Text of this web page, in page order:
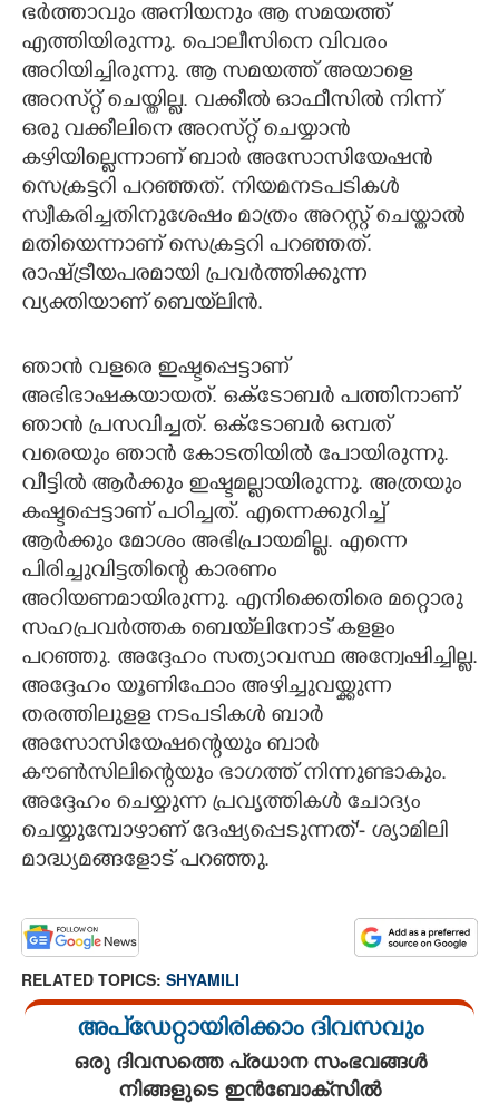
ഭർത്താവും അനിയനും ആ സമയത്ത്
എത്തിയിരുന്നു. പൊലീസിനെ വിവരം
അറിയിച്ചിരുന്നു. ആ സമയത്ത് അയാളെ
അറസ്​റ്റ് ചെയ്തില്ല. വക്കീൽ ഓഫീസിൽ നിന്ന്
ഒരു വക്കീലിനെ അറസ്​റ്റ് ചെയ്യാൻ
കഴിയില്ലെന്നാണ് ബാർ അസോസിയേഷൻ
സെക്രട്ടറി പറഞ്ഞത്. നിയമനടപടികൾ
സ്വീകരിച്ചതിനുശേഷം മാത്രം അറസ്റ്റ് ചെയ്താൽ
മതിയെന്നാണ് സെക്രട്ടറി പറഞ്ഞത്.
രാഷ്ട്രീയപരമായി പ്രവർത്തിക്കുന്ന
വ്യക്തിയാണ് ബെയ്‌ലിൻ.
ഞാൻ വളരെ ഇഷ്ടപ്പെട്ടാണ്
അഭിഭാഷകയായത്. ഒക്ടോബർ പത്തിനാണ്
ഞാൻ പ്രസവിച്ചത്. ഒക്ടോബർ ഒമ്പത്
വരെയും ഞാൻ കോടതിയിൽ പോയിരുന്നു.
വീട്ടിൽ ആർക്കും ഇഷ്ടമല്ലായിരുന്നു. അത്രയും
കഷ്ടപ്പെട്ടാണ് പഠിച്ചത്. എന്നെക്കുറിച്ച്
ആർക്കും മോശം അഭിപ്രായമില്ല. എന്നെ
പിരിച്ചുവിട്ടതിന്റെ കാരണം
അറിയണമായിരുന്നു. എനിക്കെതിരെ മ​റ്റൊരു
സഹപ്രവർത്തക ബെയ്‌ലിനോട് കളളം
പറഞ്ഞു. അദ്ദേഹം സത്യാവസ്ഥ അന്വേഷിച്ചില്ല.
അദ്ദേഹം യൂണിഫോം അഴിച്ചുവയ്ക്കുന്ന
തരത്തിലുളള നടപടികൾ ബാർ
അസോസിയേഷന്റെയും ബാർ
കൗൺസിലിന്റെയും ഭാഗത്ത് നിന്നുണ്ടാകും.
അദ്ദേഹം ചെയ്യുന്ന പ്രവൃത്തികൾ ചോദ്യം
ചെയ്യുമ്പോഴാണ് ദേഷ്യപ്പെടുന്നത്'- ശ്യാമിലി
മാദ്ധ്യമങ്ങളോട് പറഞ്ഞു.
RELATED TOPICS: SHYAMILI
അപ്ഡേറ്റായിരിക്കാം ദിവസവും
ഒരു ദിവസത്തെ പ്രധാന സംഭവങ്ങൾ
നിങ്ങളുടെ ഇൻബോക്സിൽ